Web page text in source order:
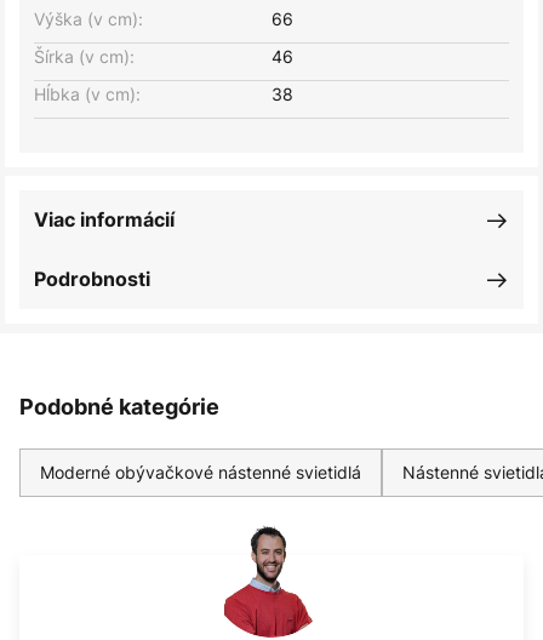
Šírka (v cm): 46
Výška (v cm): 66
Hĺbka (v cm): 38
Podrobnosti
Viac informácií
Podobné kategórie
Moderné obývačkové nástenné svietidlá Nástenné